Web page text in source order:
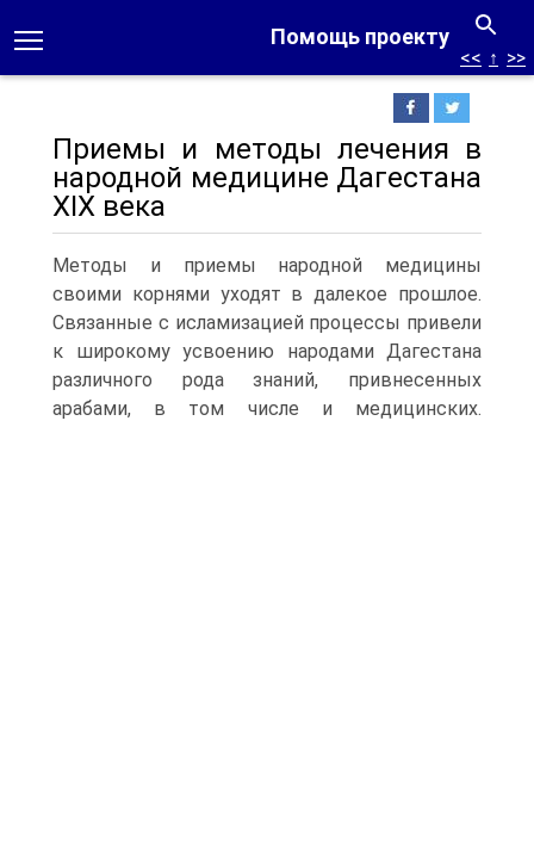
Помощь проекту
<< ↑ >>
Приемы и методы лечения в
народной медицине Дагестана
XIX века
Методы и приемы народной медицины
своими корнями уходят в далекое прошлое.
Связанные с исламизацией процессы привели
к широкому усвоению народами Дагестана
различного рода знаний, привнесенных
арабами, в том числе и медицинских.